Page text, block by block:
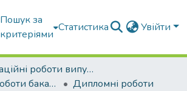
Пошук за
критеріями
Статистика Увійти
Атестаційні роботи випускників
Атестаційні роботи бакалаврів
Дипломні роботи